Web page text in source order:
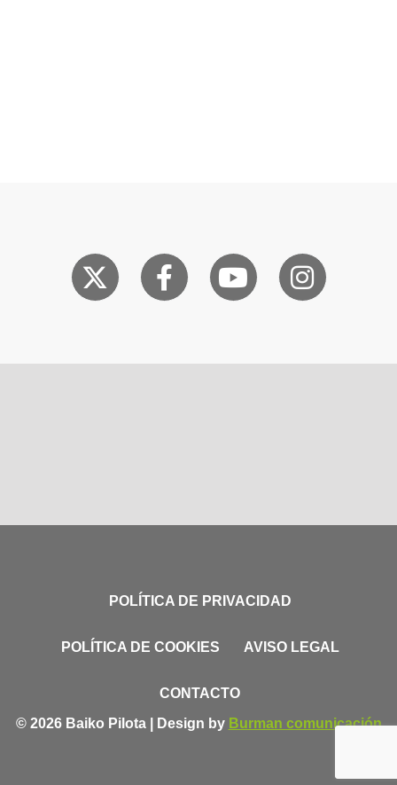
POLÍTICA DE PRIVACIDAD
POLÍTICA DE COOKIES AVISO LEGAL
CONTACTO
© 2026 Baiko Pilota | Design by Burman comunicación